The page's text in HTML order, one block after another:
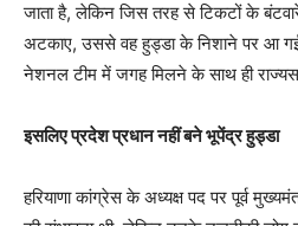
जाता है, लेकिन जिस तरह से टिकटों के
अटकाए, उससे वह हुड्डा के निशाने पर आ
नेशनल टीम में जगह मिलने के साथ ही
इसलिए प्रदेश प्रधान नहीं बने भूपेंद्र हुड्डा
हरियाणा कांग्रेस के अध्यक्ष पद पर पूर्व